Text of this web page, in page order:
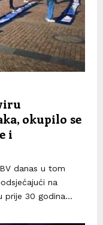
okupilo se
i
danas u tom
na
prije 30 godina...